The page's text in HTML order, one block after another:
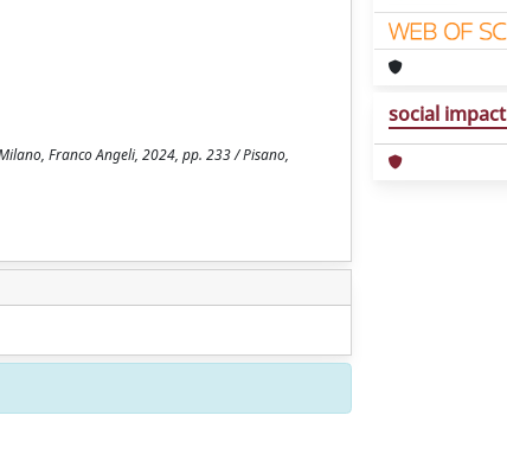
Franco Angeli, 2024, pp. 233 / Pisano,
social impact